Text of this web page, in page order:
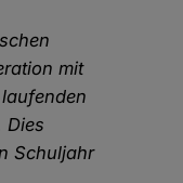
mit
Dies
Schuljahr